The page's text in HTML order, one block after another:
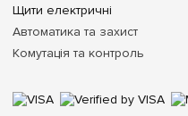
Щити електричні
Автоматика та захист
Комутація та контроль